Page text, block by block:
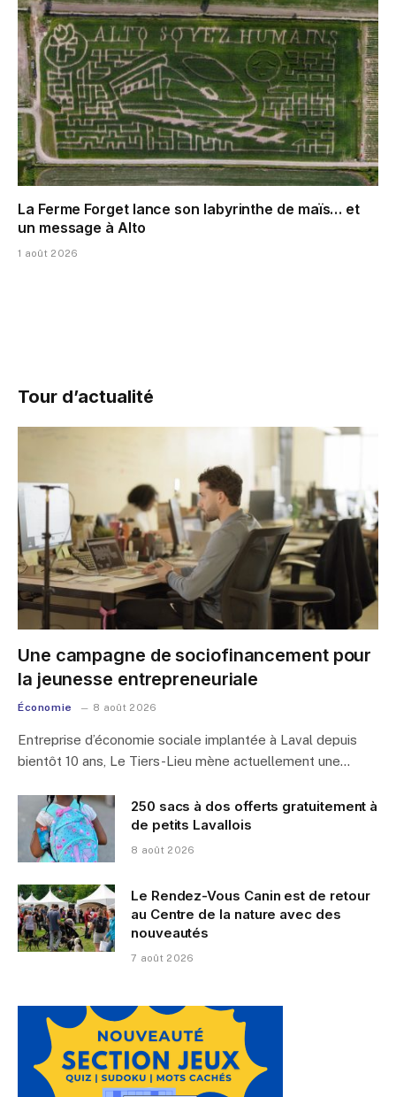
La Ferme Forget lance son labyrinthe de maïs… et
un message à Alto
1 août 2026
Tour d’actualité
Une campagne de sociofinancement pour
la jeunesse entrepreneuriale
Économie 8 août 2026
Entreprise d’économie sociale implantée à Laval depuis
bientôt 10 ans, Le Tiers-Lieu mène actuellement une…
250 sacs à dos offerts gratuitement à
de petits Lavallois
8 août 2026
Le Rendez-Vous Canin est de retour
au Centre de la nature avec des
nouveautés
7 août 2026